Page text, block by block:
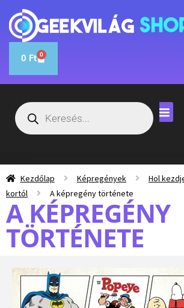
0 Ft 0
Kezdőlap Képregények Hol
kortól
A képregény története
A KÉPREGÉNY
TÖRTÉNETE